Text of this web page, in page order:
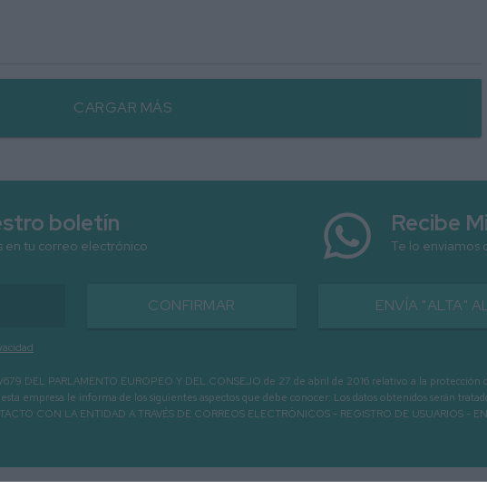
CARGAR MÁS
boletín
en tu correo electrónico
CONFIRMAR
Recibe
Te lo enviamos
ENVÍA "ALTA"
DEL PARLAMENTO EUROPEO Y DEL CONSEJO de 27 de abril de 2016 relativo a la protección
empresa le informa de los siguientes aspectos que debe conocer: Los datos obtenidos serán
CON LA ENTIDAD A TRAVÉS DE CORREOS ELECTRÓNICOS - REGISTRO DE USUARIOS -